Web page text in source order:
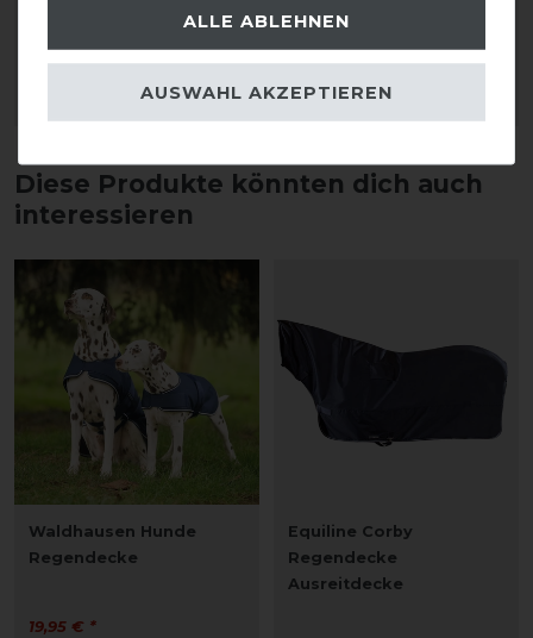
ARTIKEL MERKEN ARTIKEL MERKEN
Diese Produkte könnten dich auch
interessieren
Waldhausen Hunde
Regendecke
19,95 € *
Equiline Corby
Regendecke
Ausreitdecke
ALLE ABLEHNEN
AUSWAHL AKZEPTIEREN